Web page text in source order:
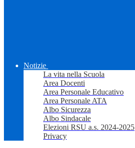
Notizie
La vita nella Scuola
Area Docenti
Area Personale Educativo
Area Personale ATA
Albo Sicurezza
Albo Sindacale
Elezioni RSU a.s. 2024-2025
Privacy